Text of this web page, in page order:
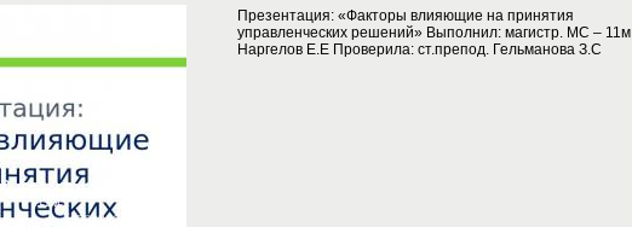
Презентация: «Факторы влияющие на принятия
управленческих решений» Выполнил: магистр. МС – 11м
Наргелов Е.Е Проверила: ст.препод. Гельманова З.С